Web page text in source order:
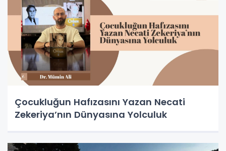
Çocukluğun Hafızasını Yazan Necati
Zekeriya’nın Dünyasına Yolculuk